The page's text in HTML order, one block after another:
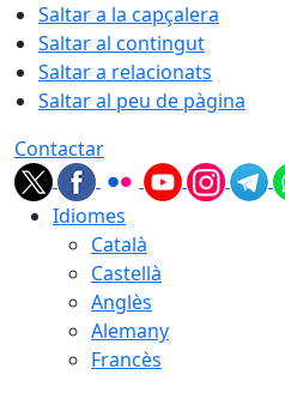
Saltar a la capçalera
Saltar al contingut
Saltar a relacionats
Saltar al peu de pàgina
Contactar
Idiomes
Català
Castellà
Anglès
Alemany
Francès